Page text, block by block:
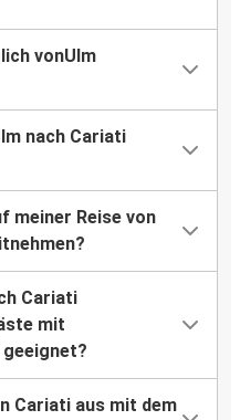
vonUlm
nach Cariati
meiner Reise von
Cariati
mit
Cariati aus mit dem